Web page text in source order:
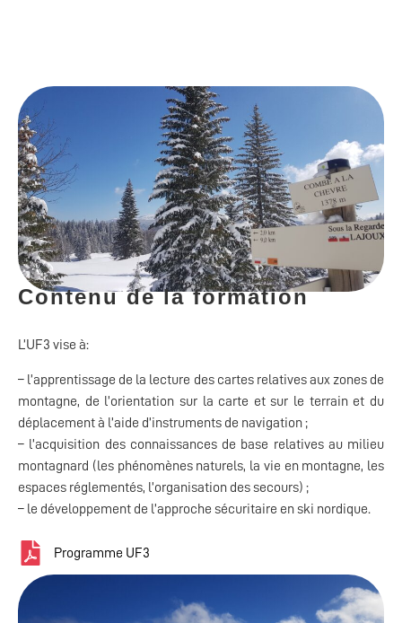
Contenu de la formation
L’UF3 vise à:
– l’apprentissage de la lecture des cartes relatives aux zones de
montagne, de l’orientation sur la carte et sur le terrain et du
déplacement à l’aide d’instruments de navigation ;
– l’acquisition des connaissances de base relatives au milieu
montagnard (les phénomènes naturels, la vie en montagne, les
espaces réglementés, l’organisation des secours) ;
– le développement de l’approche sécuritaire en ski nordique.
Programme UF3